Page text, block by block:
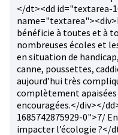
</dt><dd id="textarea-
bénéficie à toutes et à
nombreuses écoles et
en situation de
canne, poussettes,
aujourd’hui très
complètement
encouragées.</div></
1685742875929-0">7/
impacter l’écologie ?</